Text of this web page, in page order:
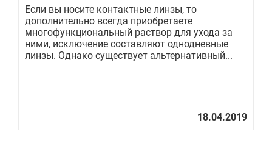
Если вы носите контактные линзы, то
дополнительно всегда приобретаете
многофункциональный раствор для ухода за
ними, исключение составляют однодневные
линзы. Однако существует альтернативный...